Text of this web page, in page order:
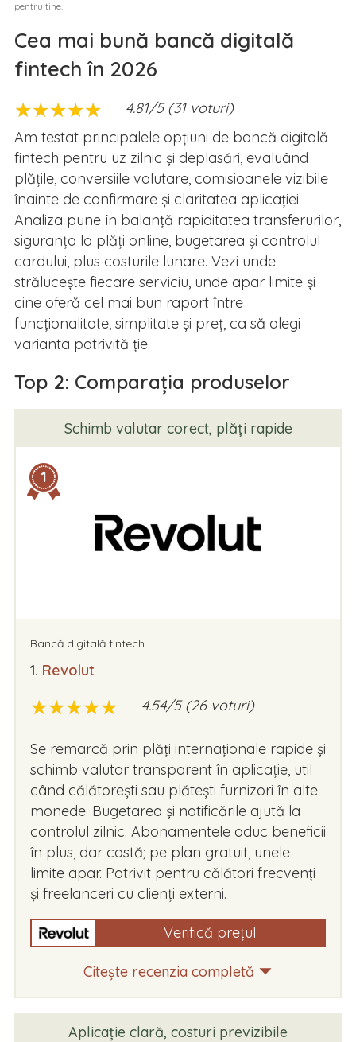
pentru tine.
Cea mai bună bancă digitală
fintech în 2026
★★★★★
★★★★★
4.81/5 (31 voturi)
Am testat principalele opțiuni de bancă digitală
fintech pentru uz zilnic și deplasări, evaluând
plățile, conversiile valutare, comisioanele vizibile
înainte de confirmare și claritatea aplicației.
Analiza pune în balanță rapiditatea transferurilor,
siguranța la plăți online, bugetarea și controlul
cardului, plus costurile lunare. Vezi unde
strălucește fiecare serviciu, unde apar limite și
cine oferă cel mai bun raport între
funcționalitate, simplitate și preț, ca să alegi
varianta potrivită ție.
Top 2: Comparația produselor
Schimb valutar corect, plăți rapide
1
Bancă digitală fintech
1. Revolut
★★★★★
★★★★★ 4.54/5 (26 voturi)
Se remarcă prin plăți internaționale rapide și
schimb valutar transparent în aplicație, util
când călătorești sau plătești furnizori în alte
monede. Bugetarea și notificările ajută la
controlul zilnic. Abonamentele aduc beneficii
în plus, dar costă; pe plan gratuit, unele
limite apar. Potrivit pentru călători frecvenți
și freelanceri cu clienți externi.
Verifică prețul
Citește recenzia completă
Aplicație clară, costuri previzibile